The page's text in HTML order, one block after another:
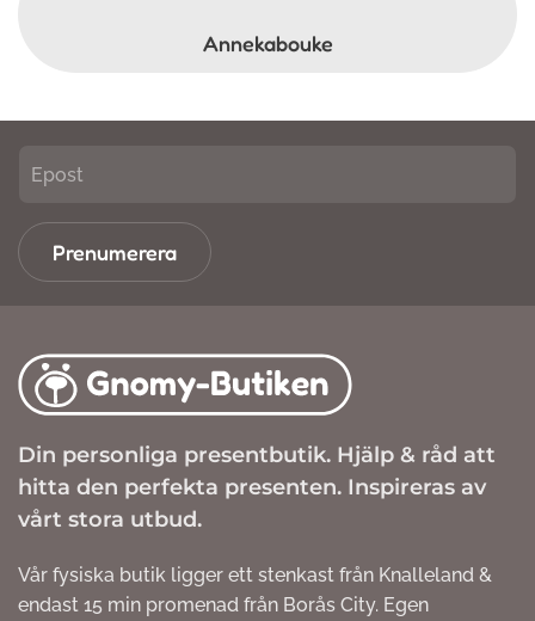
Annekabouke
Prenumerera
Din personliga presentbutik. Hjälp & råd att
hitta den perfekta presenten. Inspireras av
vårt stora utbud.
Vår fysiska butik ligger ett stenkast från Knalleland &
endast 15 min promenad från Borås City. Egen